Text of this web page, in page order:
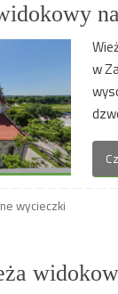
w
wycieczki